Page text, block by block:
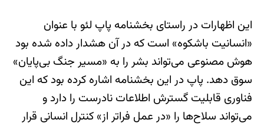
این اظهارات در راستای بخشنامه پاپ لئو با عنوان
«انسانیت باشکوه» است که در آن هشدار داده شده بود
هوش مصنوعی می‌تواند بشر را به «مسیر جنگ بی‌پایان»
سوق دهد. پاپ در این بخشنامه اشاره کرده بود که این
فناوری قابلیت گسترش اطلاعات نادرست را دارد و
می‌تواند سلاح‌ها را «در عمل فراتر از» کنترل انسانی قرار